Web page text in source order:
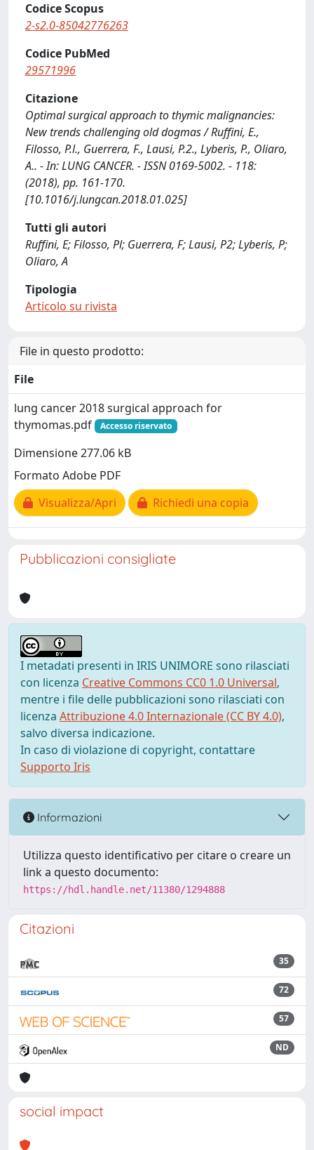
Codice Scopus
2-s2.0-85042776263
Codice PubMed
29571996
Citazione
Optimal surgical approach to thymic malignancies:
New trends challenging old dogmas / Ruffini, E.,
Filosso, P.l., Guerrera, F., Lausi, P.2., Lyberis, P., Oliaro,
A.. - In: LUNG CANCER. - ISSN 0169-5002. - 118:
(2018), pp. 161-170.
[10.1016/j.lungcan.2018.01.025]
Tutti gli autori
Ruffini, E; Filosso, Pl; Guerrera, F; Lausi, P2; Lyberis, P;
Oliaro, A
Tipologia
Articolo su rivista
File in questo prodotto:
File
lung cancer 2018 surgical approach for
thymomas.pdf
Accesso riservato
Dimensione 277.06 kB
Formato Adobe PDF
Visualizza/Apri
Richiedi una copia
Pubblicazioni consigliate
I metadati presenti in IRIS UNIMORE sono rilasciati
con licenza Creative Commons CC0 1.0 Universal,
mentre i file delle pubblicazioni sono rilasciati con
licenza Attribuzione 4.0 Internazionale (CC BY 4.0),
salvo diversa indicazione.
In caso di violazione di copyright, contattare
Supporto Iris
Informazioni
Utilizza questo identificativo per citare o creare un
link a questo documento:
https://hdl.handle.net/11380/1294888
Citazioni
35
72
57
ND
social impact